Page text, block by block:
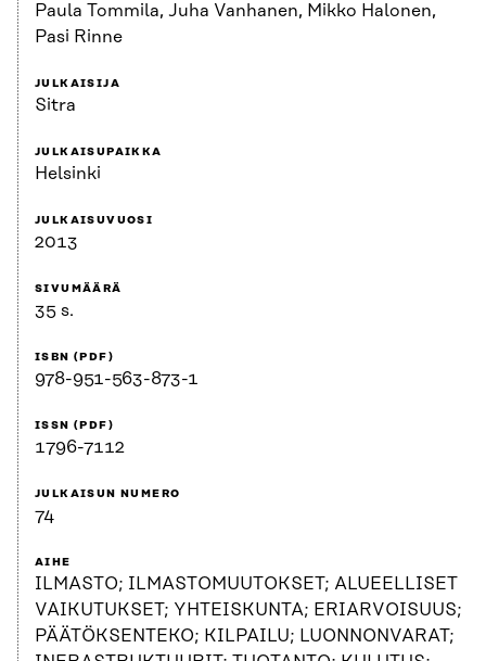
Paula Tommila, Juha Vanhanen, Mikko Halonen,
Pasi Rinne
JULKAISIJA
Sitra
JULKAISUPAIKKA
Helsinki
JULKAISUVUOSI
2013
SIVUMÄÄRÄ
35 s.
ISBN (PDF)
978-951-563-873-1
ISSN (PDF)
1796-7112
JULKAISUN NUMERO
74
AIHE
ILMASTO; ILMASTOMUUTOKSET; ALUEELLISET
VAIKUTUKSET; YHTEISKUNTA; ERIARVOISUUS;
PÄÄTÖKSENTEKO; KILPAILU; LUONNONVARAT;